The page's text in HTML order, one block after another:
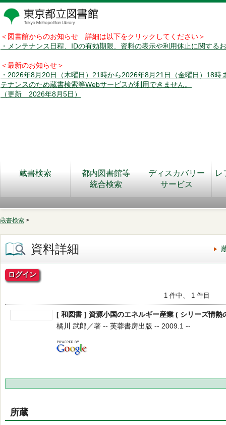
＜図書館からのお知らせ 詳細は以下をクリックしてください＞
・メンテナンス日程、IDの有効期限、資料の表示や利用休止に関する
＜最新のお知らせ＞
・2026年8月20日（木曜日）21時から2026年8月21日（金曜日）18時
テナンスのため蔵書検索等Webサービスが利用できません。
（更新 2026年8月5日）
蔵書検索
都内図書館等
統合検索
ディスカバリー
サービス
レ
蔵書検索 >
資料詳細
ログイン
1 件中、 1 件目
[ 和図書 ] 資源小国のエネルギー産業 ( シリーズ情熱
橘川 武郎／著 -- 芙蓉書房出版 -- 2009.1 --
所蔵